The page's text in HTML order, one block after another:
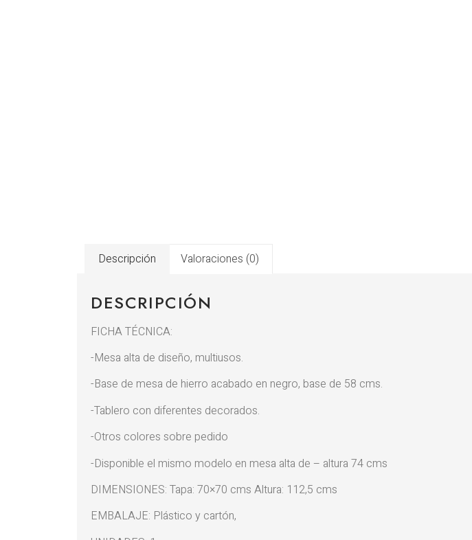
Descripción Valoraciones (0)
DESCRIPCIÓN
FICHA TÉCNICA:
-Mesa alta de diseño, multiusos.
-Base de mesa de hierro acabado en negro, base de 58 cms.
-Tablero con diferentes decorados.
-Otros colores sobre pedido
-Disponible el mismo modelo en mesa alta de – altura 74 cms
DIMENSIONES: Tapa: 70×70 cms Altura: 112,5 cms
EMBALAJE: Plástico y cartón,